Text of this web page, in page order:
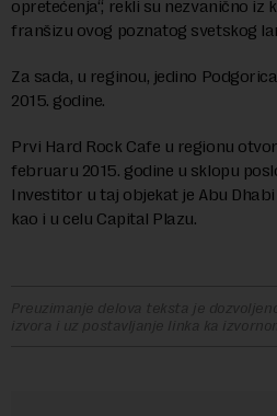
opretećenja“, rekli su nezvanično iz
franšizu ovog poznatog svetskog
Za sada, u reginou, jedino
2015. godine.
Prvi Hard Rock Cafe u regionu
februaru 2015. godine u sklopu
Investitor u taj objekat je Abu Dhabi
kao i u celu Capital Plazu.
Preuzimanje delova teksta je
izvora i uz postavljanje linka ka